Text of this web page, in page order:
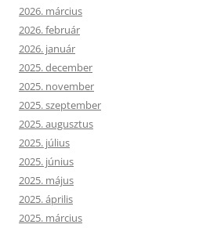
2026. március
2026. február
2026. január
2025. december
2025. november
2025. szeptember
2025. augusztus
2025. július
2025. június
2025. május
2025. április
2025. március